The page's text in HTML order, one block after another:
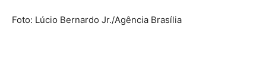
Foto: Lúcio Bernardo Jr./Agência Brasília